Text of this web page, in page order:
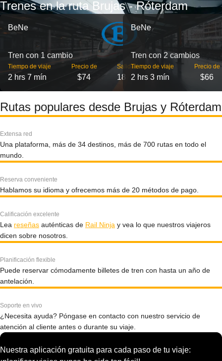
Trenes en la ruta Brujas - Róterdam
BeNe
Tren con 1 cambio
Tiempo de viaje
2 hrs 7 mín
Precio de
$74
Salidas
18
BeNe
Tren con 2 cambios
Tiempo de viaje
2 hrs 3 mín
Precio de
$66
Rutas populares desde Brujas y Róterdam
Extensa red
Una plataforma, más de 34 destinos, más de 700 rutas en todo el
mundo.
Reserva conveniente
Hablamos su idioma y ofrecemos más de 20 métodos de pago.
Calificación excelente
Lea reseñas auténticas de Rail Ninja y vea lo que nuestros viajeros
dicen sobre nosotros.
Planificación flexible
Puede reservar cómodamente billetes de tren con hasta un año de
antelación.
Soporte en vivo
¿Necesita ayuda? Póngase en contacto con nuestro servicio de
atención al cliente antes o durante su viaje.
Nuestra aplicación gratuita para cada paso de tu viaje: